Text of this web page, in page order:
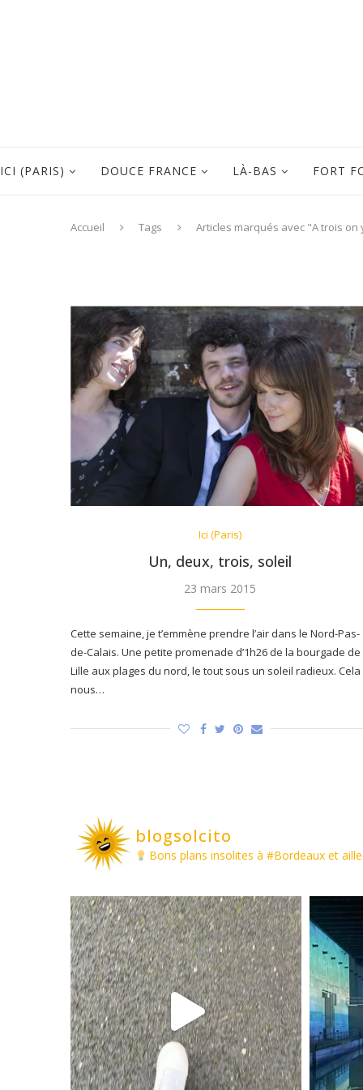
ICI (PARIS) DOUCE FRANCE LÀ-BAS FORT
Accueil Tags Articles marqués avec "A trois on
Ici (Paris)
Un, deux, trois, soleil
23 mars 2015
Cette semaine, je t’emmène prendre l’air dans le Nord-Pas-
de-Calais. Une petite promenade d’1h26 de la bourgade de
Lille aux plages du nord, le tout sous un soleil radieux. Cela
nous…
blogsolcito
Bons plans insolites à #Bordeaux et